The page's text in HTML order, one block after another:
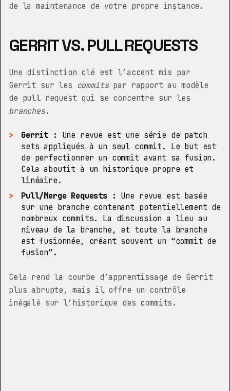
de la maintenance de votre propre instance.
GERRIT VS. PULL REQUESTS
Une distinction clé est l’accent mis par
Gerrit sur les commitspar rapport au modèle
de pull request qui se concentre sur les
branches.
Gerrit :
Une revue est une série de patch
sets appliqués à un seul commit. Le but est
de perfectionner un commit avant sa fusion.
Cela aboutit à un historique propre et
linéaire.
Pull/Merge Requests : Une revue est basée
sur une branche contenant potentiellement de
nombreux commits. La discussion a lieu au
niveau de la branche, et toute la branche
est fusionnée, créant souvent un “commit de
fusion”.
Cela rend la courbe d’apprentissage de Gerrit
plus abrupte, mais il offre un contrôle
inégalé sur l’historique des commits.